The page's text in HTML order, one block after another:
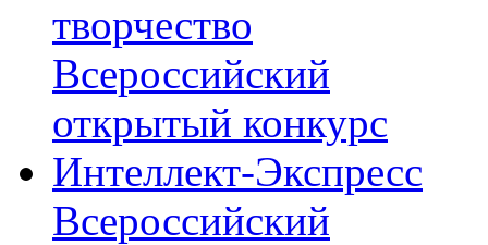
творчество
Всероссийский
открытый конкурс
Интеллект-Экспресс
Всероссийский